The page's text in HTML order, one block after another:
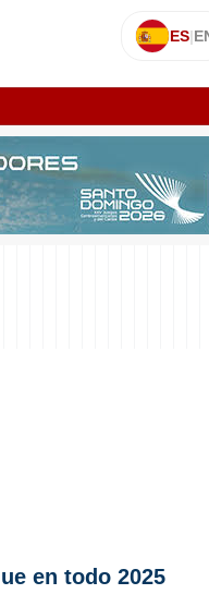
ES|
en todo 2025